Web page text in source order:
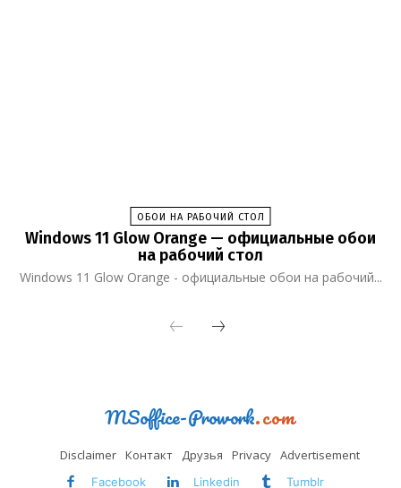
ОБОИ НА РАБОЧИЙ СТОЛ
Windows 11 Glow Orange — официальные обои
на рабочий стол
Windows 11 Glow Orange - официальные обои на рабочий...
MSoffice-Prowork.com
Disclaimer Контакт Друзья Privacy Advertisement
Facebook Linkedin Tumblr